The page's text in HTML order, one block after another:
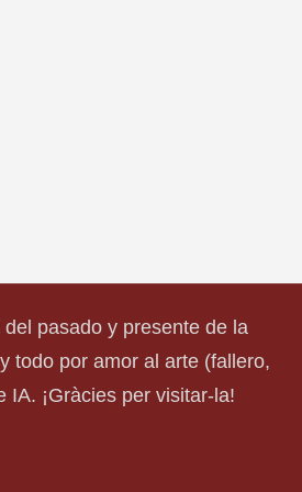
pasado y presente de la
todo por amor al arte (fallero,
IA. ¡Gràcies per visitar-la!